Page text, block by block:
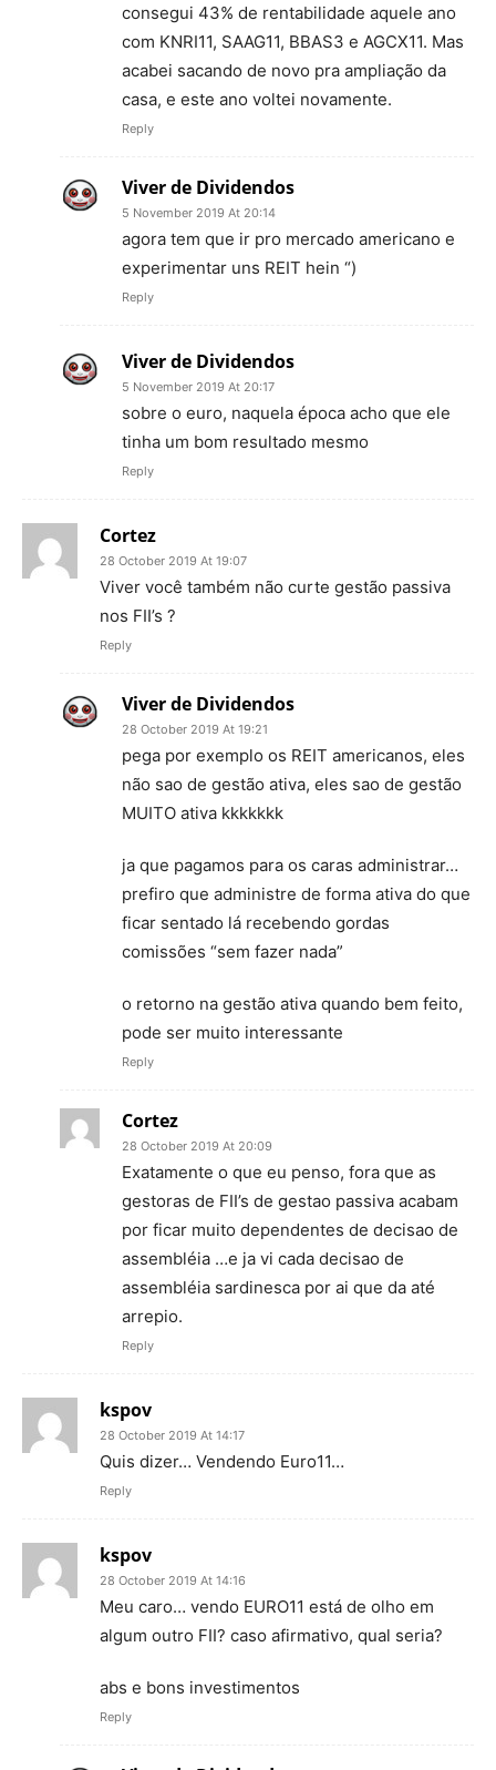
consegui 43% de rentabilidade aquele ano
com KNRI11, SAAG11, BBAS3 e AGCX11. Mas
acabei sacando de novo pra ampliação da
casa, e este ano voltei novamente.
Reply
Viver de Dividendos
5 November 2019 At 20:14
agora tem que ir pro mercado americano e
experimentar uns REIT hein “)
Reply
Viver de Dividendos
5 November 2019 At 20:17
sobre o euro, naquela época acho que ele
tinha um bom resultado mesmo
Reply
Cortez
28 October 2019 At 19:07
Viver você também não curte gestão passiva
nos FII’s ?
Reply
Viver de Dividendos
28 October 2019 At 19:21
pega por exemplo os REIT americanos, eles
não sao de gestão ativa, eles sao de gestão
MUITO ativa kkkkkkk
ja que pagamos para os caras administrar…
prefiro que administre de forma ativa do que
ficar sentado lá recebendo gordas
comissões “sem fazer nada”
o retorno na gestão ativa quando bem feito,
pode ser muito interessante
Reply
Cortez
28 October 2019 At 20:09
Exatamente o que eu penso, fora que as
gestoras de FII’s de gestao passiva acabam
por ficar muito dependentes de decisao de
assembléia …e ja vi cada decisao de
assembléia sardinesca por ai que da até
arrepio.
Reply
kspov
28 October 2019 At 14:17
Quis dizer… Vendendo Euro11…
Reply
kspov
28 October 2019 At 14:16
Meu caro… vendo EURO11 está de olho em
algum outro FII? caso afirmativo, qual seria?
abs e bons investimentos
Reply